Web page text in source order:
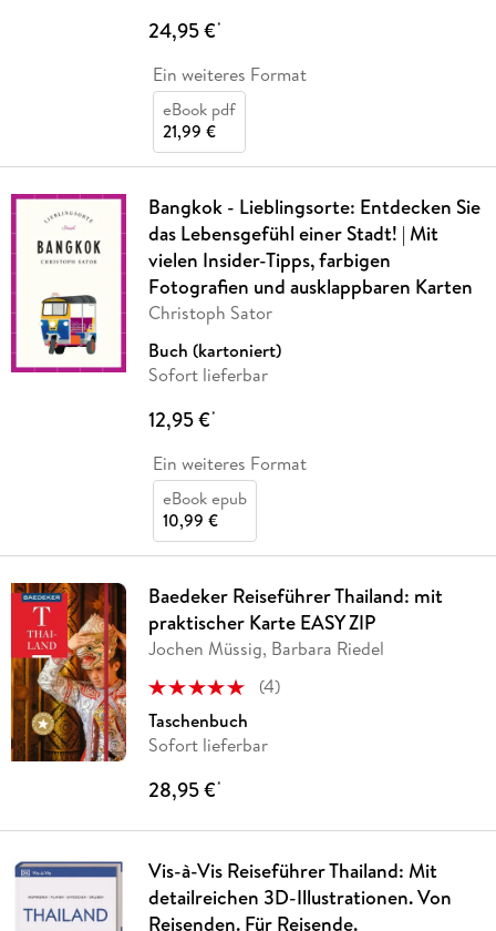
24,95 €*
Ein weiteres Format
eBook pdf
21,99 €
Bangkok - Lieblingsorte: Entdecken Sie
das Lebensgefühl einer Stadt! | Mit
vielen Insider-Tipps, farbigen
Fotografien und ausklappbaren Karten
Christoph Sator
Buch (kartoniert)
Sofort lieferbar
12,95 €*
Ein weiteres Format
eBook epub
10,99 €
Baedeker Reiseführer Thailand: mit
praktischer Karte EASY ZIP
Jochen Müssig, Barbara Riedel
(4)
Taschenbuch
Sofort lieferbar
28,95 €*
Vis-à-Vis Reiseführer Thailand: Mit
detailreichen 3D-Illustrationen. Von
Reisenden. Für Reisende.